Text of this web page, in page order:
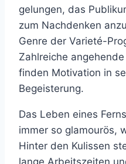
gelungen, das
zum Nachdenken
Genre der Varieté-
Zahlreiche
finden Motivation in
Begeisterung.
Das Leben eines
immer so glamourös,
Hinter den Kulissen
lange Arbeitszeiten